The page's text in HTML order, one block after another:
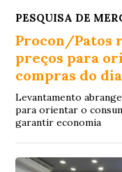
PESQUISA DE
Procon/Patos
preços para
compras do
Levantamento
para orientar o
garantir economia